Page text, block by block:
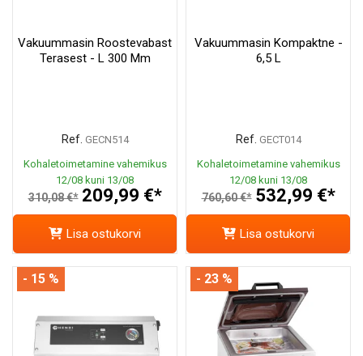
Vakuummasin Roostevabast
Terasest - L 300 Mm
Ref. GECN514
Kohaletoimetamine vahemikus
12/08 kuni 13/08
310,08 €* 209,99 €*
Lisa ostukorvi
Vakuummasin Kompaktne -
6,5 L
Ref. GECT014
Kohaletoimetamine vahemikus
12/08 kuni 13/08
760,60 €* 532,99 €*
Lisa ostukorvi
- 15 % - 23 %